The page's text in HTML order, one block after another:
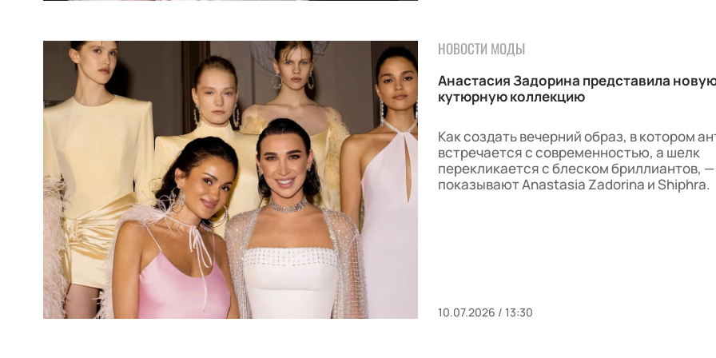
НОВОСТИ МОДЫ
Анастасия Задорина представила
кутюрную коллекцию
Как создать вечерний образ, в котором
встречается с современностью, а шелк
перекликается с блеском бриллиантов, —
показывают Anastasia Zadorina и Shiphra.
10.07.2026 / 13:30